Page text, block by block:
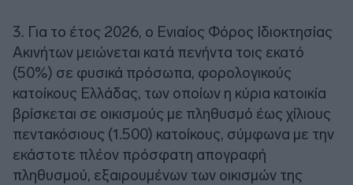
3. Για το έτος 2026, ο Ενιαίος Φόρος Ιδιοκτησίας
Ακινήτων μειώνεται κατά πενήντα τοις εκατό
(50%) σε φυσικά πρόσωπα, φορολογικούς
κατοίκους Ελλάδας, των οποίων η κύρια κατοικία
βρίσκεται σε οικισμούς με πληθυσμό έως χίλιους
πεντακόσιους (1.500) κατοίκους, σύμφωνα με την
εκάστοτε πλέον πρόσφατη απογραφή
πληθυσμού, εξαιρουμένων των οικισμών της